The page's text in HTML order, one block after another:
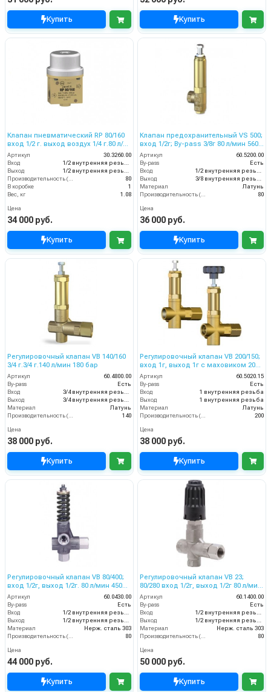
Купить Купить
Клапан пневматический RP 80/160
вход 1/2 г. выход воздух 1/4 г.80 л/
мин 175 бар
Артикул
30.3260.00
Вход
1/2 внутренняя резьба
Выход
1/2 внутренняя резьба
Производительность (л/мин)
80
В коробке
1
Вес, кг
1.08
Цена
34 000 руб.
Купить
Клапан предохранительный VS 500;
вход 1/2г; By-pass 3/8г 80 л/мин 560
бар
Артикул
60.5200.00
By-pass
Есть
Вход
1/2 внутренняя резьба
Выход
3/8 внутренняя резьба
Материал
Латунь
Производительность (л/мин)
80
Цена
36 000 руб.
Купить
Регулировочный клапан VB 140/160
3/4 г.3/4 г.140 л/мин 180 бар
Артикул
60.4800.00
By-pass
Есть
Вход
Выход
Материал
Латунь
140
Цена
38 000 руб.
Купить
Регулировочный клапан VB 200/150;
вход 1г, выход 1г с маховиком 200
л/мин 170 бар
Артикул
60.5020.15
By-pass
Есть
Вход
1 внутренняя резьба
Выход
1 внутренняя резьба
Материал
Латунь
200
Цена
38 000 руб.
Купить
Регулировочный клапан VB 80/400;
вход 1/2г, выход 1/2г. 80 л/мин 450
бар нерж. сталь
Артикул
60.0430.00
By-pass
Есть
Вход
Выход
Материал
Нерж. сталь 303
80
Цена
44 000 руб.
Купить
Регулировочный клапан VB 23;
80/280 вход 1/2г, выход 1/2г 80 л/мин
310 бар нерж. сталь
Артикул
60.1400.00
By-pass
Есть
Вход
Выход
Материал
Нерж. сталь 303
80
Цена
50 000 руб.
Купить